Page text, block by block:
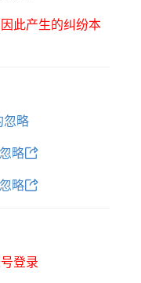
此产生的纠纷本
忽略
略
略
登录